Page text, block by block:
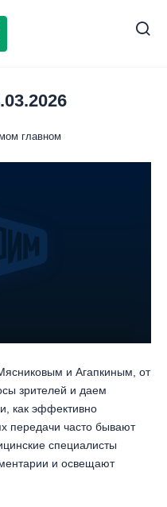
главном
и Агапкиным, от
зрителей и даем
как эффективно
передачи часто бывают
специалисты
и освещают